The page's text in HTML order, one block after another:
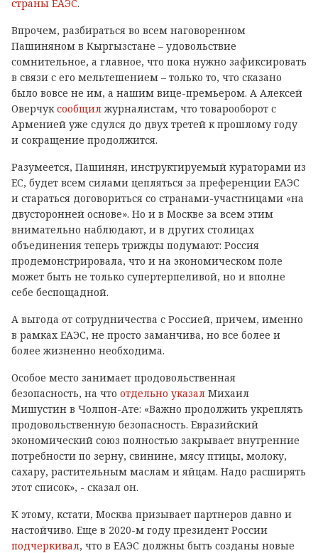
страны ЕАЭС.
Впрочем, разбираться во всем наговоренном
Пашиняном в Кыргызстане – удовольствие
сомнительное, а главное, что пока нужно зафиксировать
в связи с его мельтешением – только то, что сказано
было вовсе не им, а нашим вице-премьером. А Алексей
Оверчук сообщил журналистам, что товарооборот с
Арменией уже сдулся до двух третей к прошлому году
и сокращение продолжится.
Разумеется, Пашинян, инструктируемый кураторами из
ЕС, будет всем силами цепляться за преференции ЕАЭС
и стараться договориться со странами-участницами «на
двусторонней основе». Но и в Москве за всем этим
внимательно наблюдают, и в других столицах
объединения теперь трижды подумают: Россия
продемонстрировала, что и на экономическом поле
может быть не только супертерпеливой, но и вполне
себе беспощадной.
А выгода от сотрудничества с Россией, причем, именно
в рамках ЕАЭС, не просто заманчива, но все более и
более жизненно необходима.
Особое место занимает продовольственная
безопасность, на что отдельно указал Михаил
Мишустин в Чолпон-Ате: «Важно продолжить укреплять
продовольственную безопасность. Евразийский
экономический союз полностью закрывает внутренние
потребности по зерну, свинине, мясу птицы, молоку,
сахару, растительным маслам и яйцам. Надо расширять
этот список», - сказал он.
К этому, кстати, Москва призывает партнеров давно и
настойчиво. Еще в 2020-м году президент России
подчеркивал, что в ЕАЭС должны быть созданы новые